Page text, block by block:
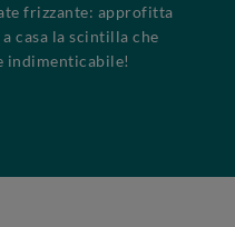
frizzante: approfitta
casa la scintilla che
indimenticabile!